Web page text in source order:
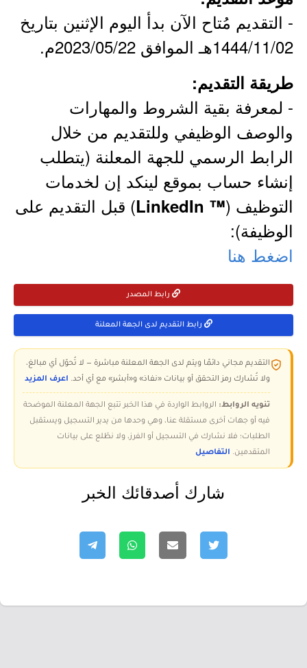
- التقديم مُتاح الآن بدأ اليوم الإثنين بتاريخ
1444/11/02هـ الموافق 2023/05/22م.
طريقة التقديم:
- لمعرفة بقية الشروط والمهارات
والوصف الوظيفي وللتقديم من خلال
الرابط الرسمي للجهة المعلنة (يتطلب
إنشاء حساب بموقع لينكد إن لخدمات
التوظيف (™ LinkedIn
) قبل التقديم على
الوظيفة):
اضغط هنا
رابط المصدر
رابط التقديم لدى الجهة المعلنة
التقديم مجاني دائمًا ويتم لدى الجهة المعلنة مباشرة — لا تُحوّل أي مبالغ،
ولا تُشارك رمز التحقق أو بيانات «نفاذ» و«أبشر» مع أي أحد. اعرف المزيد
تنويه الروابط: الروابط الواردة في هذا الخبر تتبع الجهة المعلنة الموضحة
فيه أو جهات أخرى مستقلة عنا، وهي وحدها من يدير التسجيل ويستقبل
الطلبات؛ فلا نشارك في التسجيل أو الفرز، ولا نطّلع على بيانات
المتقدمين. التفاصيل
شارك أصدقائك الخبر